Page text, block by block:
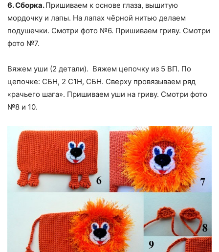
6. Сборка.Пришиваем к основе глаза, вышитую
мордочку и лапы. На лапах чёрной нитью делаем
подушечки. Смотри фото №6. Пришиваем гриву. Смотри
фото №7.
Вяжем уши (2 детали). Вяжем цепочку из 5 ВП. По
цепочке: СБН, 2 С1Н, СБН. Сверху провязываем ряд
«рачьего шага». Пришиваем уши на гриву. Смотри фото
№8 и 10.